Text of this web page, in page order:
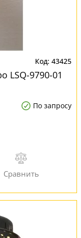
43425
LSQ-9790-01
По запросу